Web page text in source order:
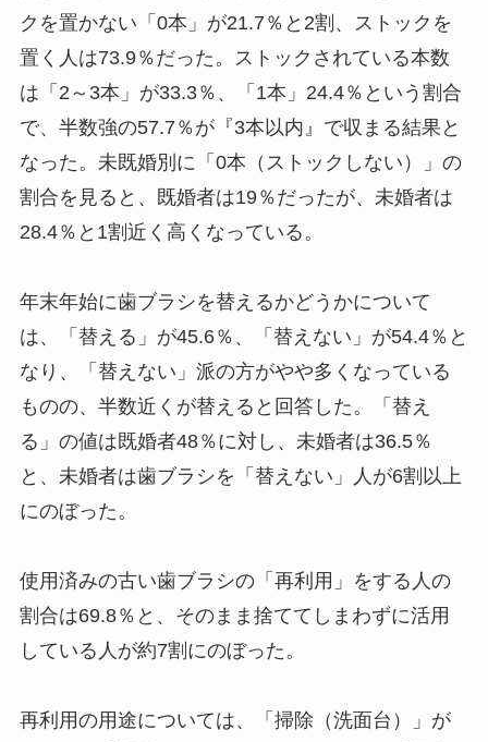
クを置かない「0本」が21.7％と2割、ストックを
置く人は73.9％だった。ストックされている本数
は「2～3本」が33.3％、「1本」24.4％という割合
で、半数強の57.7％が『3本以内』で収まる結果と
なった。未既婚別に「0本（ストックしない）」の
割合を見ると、既婚者は19％だったが、未婚者は
28.4％と1割近く高くなっている。
年末年始に歯ブラシを替えるかどうかについて
は、「替える」が45.6％、「替えない」が54.4％と
なり、「替えない」派の方がやや多くなっている
ものの、半数近くが替えると回答した。「替え
る」の値は既婚者48％に対し、未婚者は36.5％
と、未婚者は歯ブラシを「替えない」人が6割以上
にのぼった。
使用済みの古い歯ブラシの「再利用」をする人の
割合は69.8％と、そのまま捨ててしまわずに活用
している人が約7割にのぼった。
再利用の用途については、「掃除（洗面台）」が